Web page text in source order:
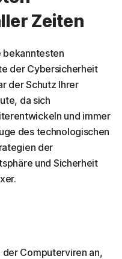
Zeiten
bekanntesten
der Cybersicherheit
der Schutz Ihrer
da sich
und immer
des technologischen
der
und Sicherheit
der Computerviren an,